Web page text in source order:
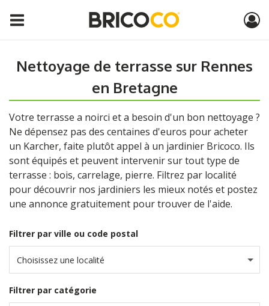
Nettoyage de terrasse sur Rennes
en Bretagne
Votre terrasse a noirci et a besoin d'un bon nettoyage ?
Ne dépensez pas des centaines d'euros pour acheter
un Karcher, faite plutôt appel à un jardinier Bricoco. Ils
sont équipés et peuvent intervenir sur tout type de
terrasse : bois, carrelage, pierre. Filtrez par localité
pour découvrir nos jardiniers les mieux notés et postez
une annonce gratuitement pour trouver de l'aide.
Filtrer par ville ou code postal
Choisissez une localité
Filtrer par catégorie